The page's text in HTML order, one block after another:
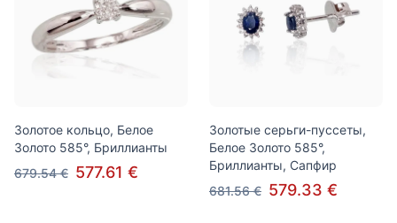
Золотое кольцо, Белое
Золото 585°, Бриллианты
679.54 € 577.61 €
Золотые серьги-пуссеты,
Белое Золото 585°,
Бриллианты, Сапфир
681.56 € 579.33 €